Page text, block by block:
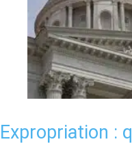
Expropriation :